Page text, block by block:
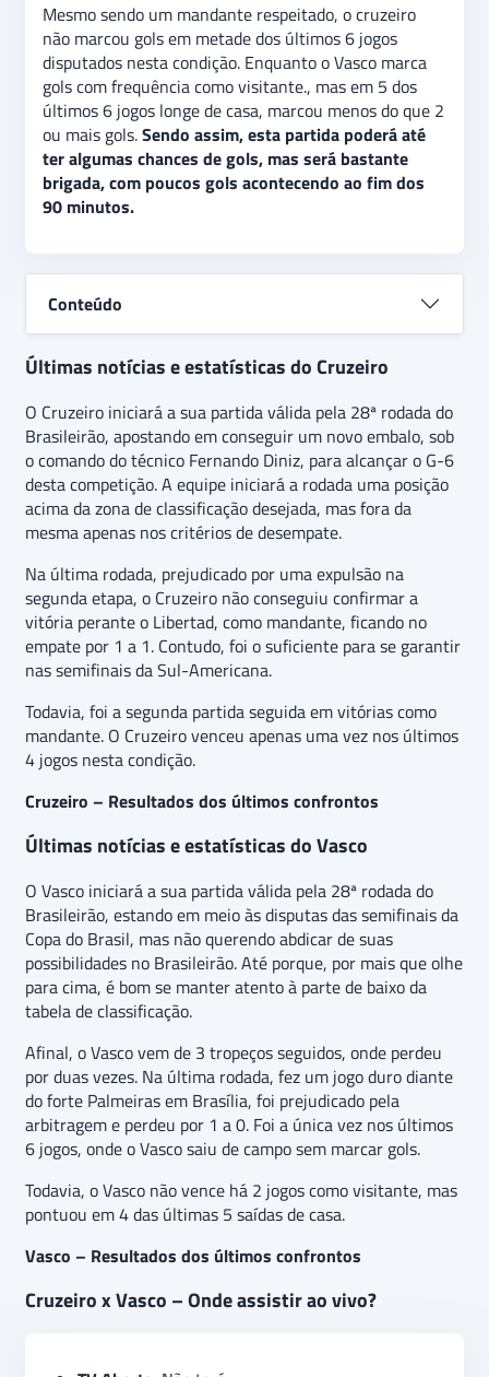
Mesmo sendo um mandante respeitado, o cruzeiro
não marcou gols em metade dos últimos 6 jogos
disputados nesta condição. Enquanto o Vasco marca
gols com frequência como visitante., mas em 5 dos
últimos 6 jogos longe de casa, marcou menos do que 2
ou mais gols.Sendo assim, esta partida poderá até
ter algumas chances de gols, mas será bastante
brigada, com poucos gols acontecendo ao fim dos
90 minutos.
Conteúdo
Últimas notícias e estatísticas do Cruzeiro
O Cruzeiro iniciará a sua partida válida pela 28ª rodada do
Brasileirão, apostando em conseguir um novo embalo, sob
o comando do técnico Fernando Diniz, para alcançar o G-6
desta competição. A equipe iniciará a rodada uma posição
acima da zona de classificação desejada, mas fora da
mesma apenas nos critérios de desempate.
Na última rodada, prejudicado por uma expulsão na
segunda etapa, o Cruzeiro não conseguiu confirmar a
vitória perante o Libertad, como mandante, ficando no
empate por 1 a 1. Contudo, foi o suficiente para se garantir
nas semifinais da Sul-Americana.
Todavia, foi a segunda partida seguida em vitórias como
mandante. O Cruzeiro venceu apenas uma vez nos últimos
4 jogos nesta condição.
Cruzeiro – Resultados dos últimos confrontos
Últimas notícias e estatísticas do Vasco
O Vasco iniciará a sua partida válida pela 28ª rodada do
Brasileirão, estando em meio às disputas das semifinais da
Copa do Brasil, mas não querendo abdicar de suas
possibilidades no Brasileirão. Até porque, por mais que olhe
para cima, é bom se manter atento à parte de baixo da
tabela de classificação.
Afinal, o Vasco vem de 3 tropeços seguidos, onde perdeu
por duas vezes. Na última rodada, fez um jogo duro diante
do forte Palmeiras em Brasília, foi prejudicado pela
arbitragem e perdeu por 1 a 0. Foi a única vez nos últimos
6 jogos, onde o Vasco saiu de campo sem marcar gols.
Todavia, o Vasco não vence há 2 jogos como visitante, mas
pontuou em 4 das últimas 5 saídas de casa.
Vasco – Resultados dos últimos confrontos
Cruzeiro x Vasco – Onde assistir ao vivo?